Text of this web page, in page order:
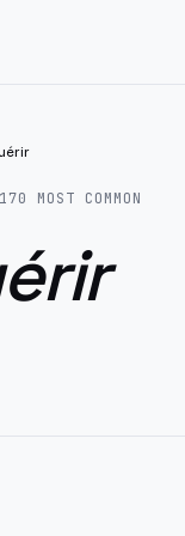
170 MOST COMMON